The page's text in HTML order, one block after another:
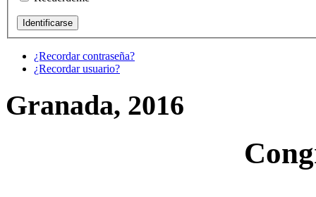
¿Recordar contraseña?
¿Recordar usuario?
Granada, 2016